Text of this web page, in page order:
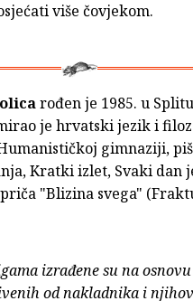
više čovjekom.
rođen je 1985. u
je hrvatski jezik i
gimnaziji,
Kratki izlet, Svaki dan
"Blizina svega"
izrađene su na osnovu
od nakladnika i